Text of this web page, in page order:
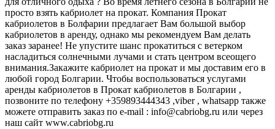
просто взять кабриолет на прокат. Компания Прокат
кабриолетов в Болфарии предлагает Вам большой выбор
кабриолетов в аренду, однако мы рекомендуем Вам делать
заказ заранее! Не упустите шанс прокатиться с ветерком
насладиться солнечными лучами и стать центром всеощего
внимания.Закажите кабриолет на прокат и мы доставим его в
любой город Болгарии. Чтобы воспользоваться услугами
аренды кабриолетов в Прокат кабриолетов в Болгарии ,
позвоните по телефону +359893444343 ,viber , whatsapp также
можете отправить заказ по e-mail : info@cabriobg.ru или через
наш сайт www.cabriobg.ru